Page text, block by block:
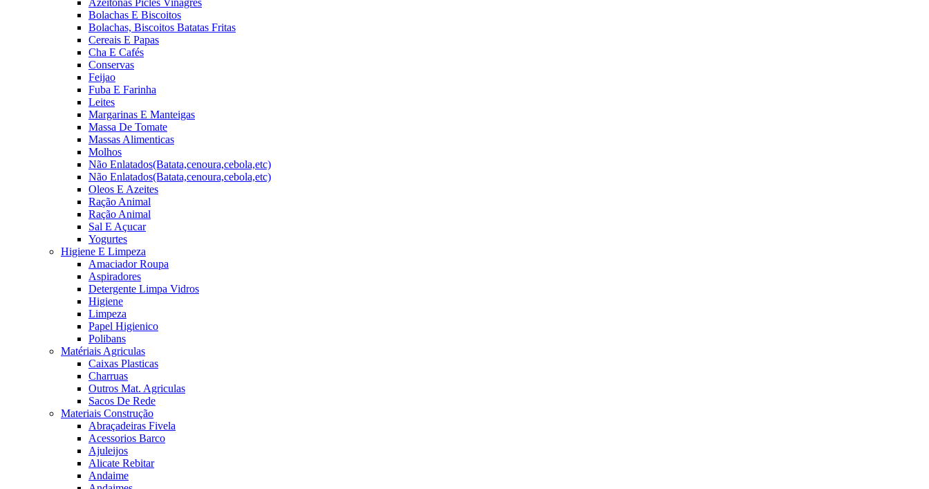
Azeitonas Picles Vinagres
Bolachas E Biscoitos
Bolachas, Biscoitos Batatas Fritas
Cereais E Papas
Cha E Cafés
Conservas
Feijao
Fuba E Farinha
Leites
Margarinas E Manteigas
Massa De Tomate
Massas Alimenticas
Molhos
Não Enlatados(Batata,cenoura,cebola,etc)
Não Enlatados(Batata,cenoura,cebola,etc)
Oleos E Azeites
Ração Animal
Ração Animal
Sal E Açucar
Yogurtes
Higiene E Limpeza
Amaciador Roupa
Aspiradores
Detergente Limpa Vidros
Higiene
Limpeza
Papel Higienico
Polibans
Matériais Agriculas
Caixas Plasticas
Charruas
Outros Mat. Agriculas
Sacos De Rede
Materiais Construção
Abraçadeiras Fivela
Acessorios Barco
Ajuleijos
Alicate Rebitar
Andaime